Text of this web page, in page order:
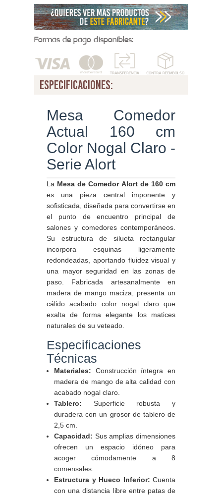
Formas de pago disponibles:
especificaciones:
Mesa Comedor
Actual 160 cm
Color Nogal Claro -
Serie Alort
La Mesa de Comedor Alort de 160 cm
es una pieza central imponente y
sofisticada, diseñada para convertirse en
el punto de encuentro principal de
salones y comedores contemporáneos.
Su estructura de silueta rectangular
incorpora esquinas ligeramente
redondeadas, aportando fluidez visual y
una mayor seguridad en las zonas de
paso. Fabricada artesanalmente en
madera de mango maciza, presenta un
cálido acabado color nogal claro que
exalta de forma elegante los matices
naturales de su veteado.
Especificaciones
Técnicas
Materiales: Construcción íntegra en
madera de mango de alta calidad con
acabado nogal claro.
Tablero: Superficie robusta y
duradera con un grosor de tablero de
2,5 cm.
Capacidad: Sus amplias dimensiones
ofrecen un espacio idóneo para
acoger cómodamente a 8
comensales.
Estructura y Hueco Inferior: Cuenta
con una distancia libre entre patas de